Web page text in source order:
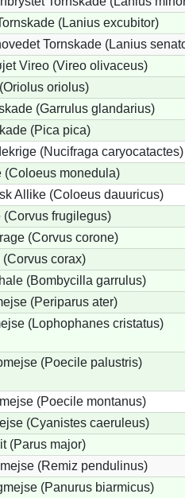
(Lanius excubitor)
Tornskade (Lanius
Vireo (Vireo olivaceus)
oriolus)
(Garrulus glandarius)
(Pica pica)
(Nucifraga caryocatactes)
(Coloeus monedula)
Allike (Coloeus dauuricus)
(Corvus frugilegus)
(Corvus corone)
(Corvus corax)
(Bombycilla garrulus)
(Periparus ater)
(Lophophanes cristatus)
(Poecile palustris)
(Poecile montanus)
(Cyanistes caeruleus)
(Parus major)
(Remiz pendulinus)
(Panurus biarmicus)